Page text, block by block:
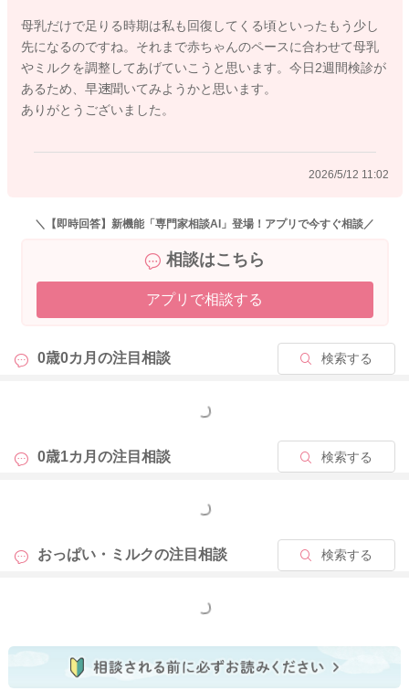
2026/5/11 20:54
母乳だけで足りる時期は私も回復してくる頃といったもう少し
先になるのですね。それまで赤ちゃんのペースに合わせて母乳
やミルクを調整してあげていこうと思います。今日2週間検診が
あるため、早速聞いてみようかと思います。
ありがとうございました。
2026/5/12 11:02
＼【即時回答】新機能「専門家相談AI」登場！アプリで今すぐ相談／
相談はこちら
アプリで相談する
0歳0カ月の注目相談 検索する
もっと見る
0歳1カ月の注目相談 検索する
もっと見る
おっぱい・ミルクの注目相談 検索する
もっと見る